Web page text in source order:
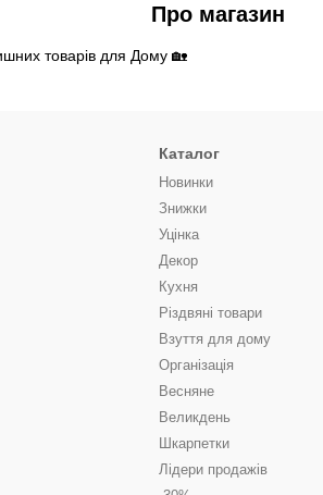
Про магазин
товарів для Дому 🏡
Каталог
Новинки
Знижки
Уцінка
Декор
Кухня
Різдвяні товари
Взуття для дому
Організація
Весняне
Великдень
Шкарпетки
Лідери продажів